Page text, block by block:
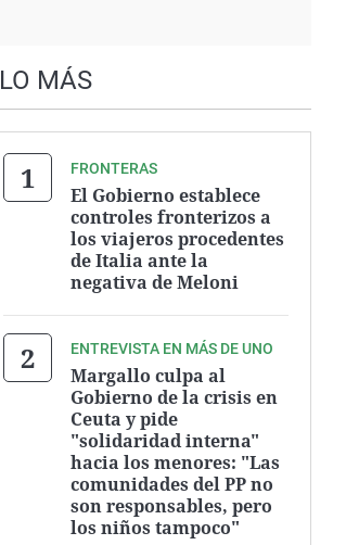
LO MÁS
FRONTERAS
El Gobierno establece
controles fronterizos a
los viajeros procedentes
de Italia ante la
negativa de Meloni
ENTREVISTA EN MÁS DE UNO
Margallo culpa al
Gobierno de la crisis en
Ceuta y pide
"solidaridad interna"
hacia los menores: "Las
comunidades del PP no
son responsables, pero
los niños tampoco"